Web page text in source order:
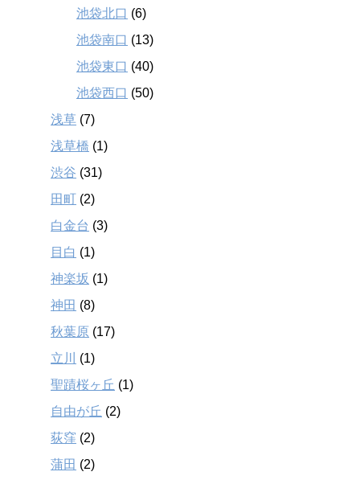
池袋北口 (6)
池袋南口 (13)
池袋東口 (40)
池袋西口 (50)
浅草 (7)
浅草橋 (1)
渋谷 (31)
田町 (2)
白金台 (3)
目白 (1)
神楽坂 (1)
神田 (8)
秋葉原 (17)
立川
(1)
聖蹟桜ヶ丘 (1)
自由が丘 (2)
荻窪 (2)
蒲田 (2)